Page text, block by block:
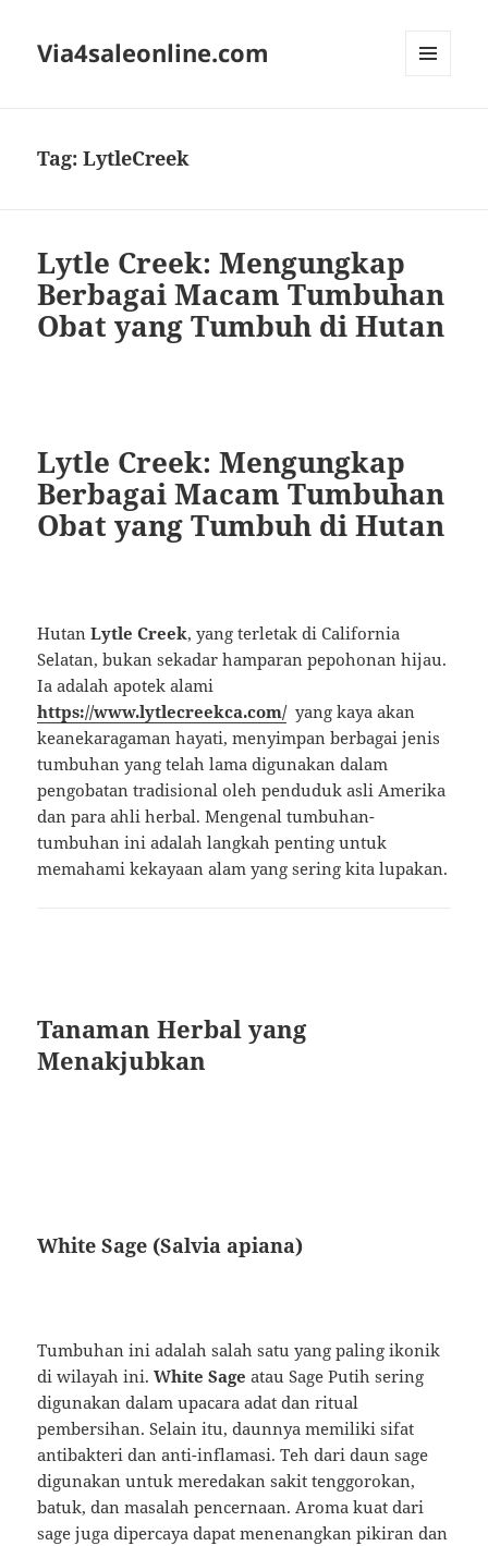
Via4saleonline.com
Tag:LytleCreek
Lytle Creek: Mengungkap
Berbagai Macam Tumbuhan
Obat yang Tumbuh di Hutan
Lytle Creek: Mengungkap
Berbagai Macam Tumbuhan
Obat yang Tumbuh di Hutan
HutanLytle Creek, yang terletak di California
Selatan, bukan sekadar hamparan pepohonan hijau.
Ia adalah apotek alami
https://www.lytlecreekca.com/yang kaya akan
keanekaragaman hayati, menyimpan berbagai jenis
tumbuhan yang telah lama digunakan dalam
pengobatan tradisional oleh penduduk asli Amerika
dan para ahli herbal. Mengenal tumbuhan-
tumbuhan ini adalah langkah penting untuk
memahami kekayaan alam yang sering kita lupakan.
Tanaman Herbal yang
Menakjubkan
White Sage (Salvia apiana)
Tumbuhan ini adalah salah satu yang paling ikonik
di wilayah ini.White Sage atau Sage Putih sering
digunakan dalam upacara adat dan ritual
pembersihan. Selain itu, daunnya memiliki sifat
antibakteri dan anti-inflamasi. Teh dari daun sage
digunakan untuk meredakan sakit tenggorokan,
batuk, dan masalah pencernaan. Aroma kuat dari
sage juga dipercaya dapat menenangkan pikiran dan